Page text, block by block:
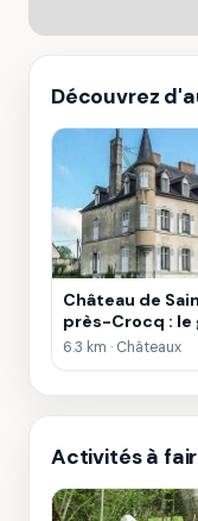
Découvrez
Château de
près-Crocq : le
6.3 km · Châteaux
Activités à